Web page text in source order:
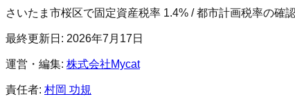
さいたま市桜区で固定資産税率 1.4% / 都市計画税率の確
最終更新日: 2026年7月17日
運営・編集: 株式会社Mycat
責任者: 村岡 功規